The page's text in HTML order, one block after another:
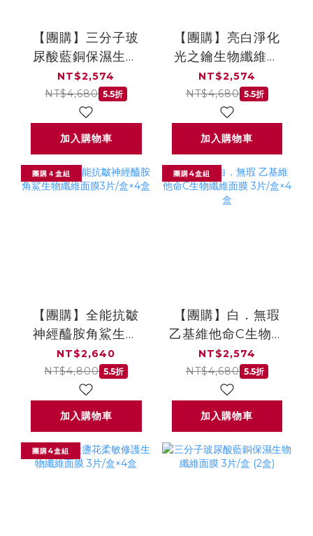
【團購】三分子玻
尿酸藍銅保濕生物
纖維面膜3片/盒×4
盒
NT$2,574
NT$4,680 5.5折
加入購物車
【團購】亮白淨化
光之鑰生物纖維面
膜 3片/盒×4盒
NT$2,574
NT$4,680 5.5折
加入購物車
團購４盒組
【團購】全能抗皺
神經醯胺角鯊生物
纖維面膜3片/盒×4
盒
NT$2,640
NT$4,800 5.5折
加入購物車
團購4盒組
【團購】白．無瑕
乙基維他命C生物纖
維面膜 3片/盒×4盒
NT$2,574
NT$4,680 5.5折
加入購物車
團購4盒組